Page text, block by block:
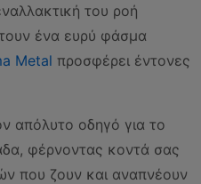
του ροή
ένα ευρύ φάσμα
Metal προσφέρει έντονες
απόλυτο οδηγό για το
φέρνοντας κοντά σας
που ζουν και αναπνέουν